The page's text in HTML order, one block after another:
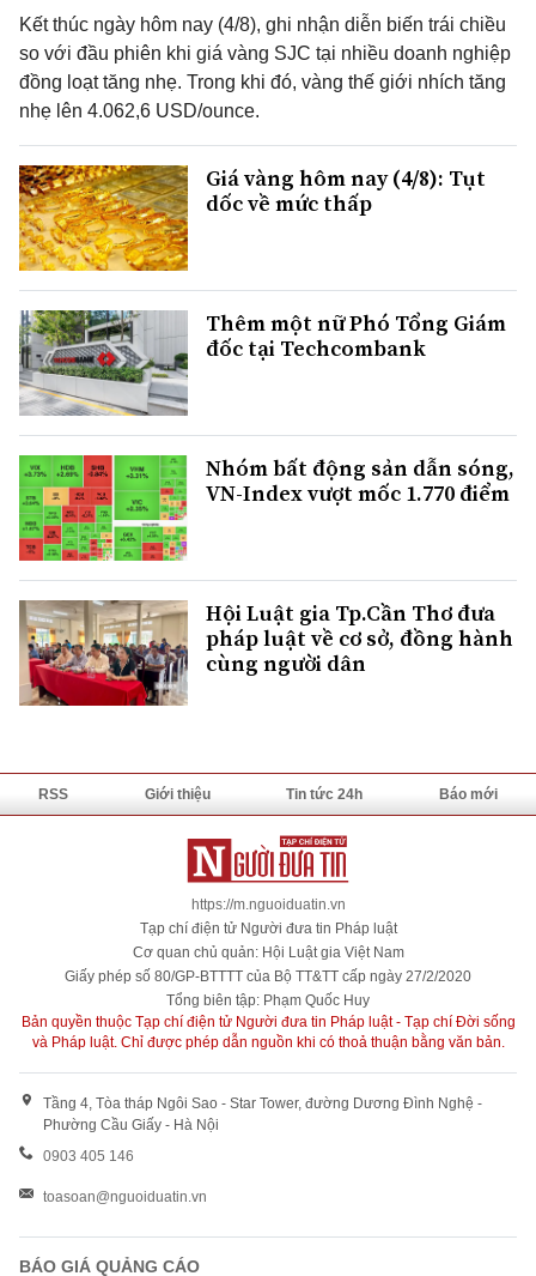
Kết thúc ngày hôm nay (4/8), ghi nhận diễn biến trái chiều
so với đầu phiên khi giá vàng SJC tại nhiều doanh nghiệp
đồng loạt tăng nhẹ. Trong khi đó, vàng thế giới nhích tăng
nhẹ lên 4.062,6 USD/ounce.
Giá vàng hôm nay (4/8): Tụt
dốc về mức thấp
Thêm một nữ Phó Tổng Giám
đốc tại Techcombank
Nhóm bất động sản dẫn sóng,
VN-Index vượt mốc 1.770 điểm
Hội Luật gia Tp.Cần Thơ đưa
pháp luật về cơ sở, đồng hành
cùng người dân
RSS Giới thiệu Tin tức 24h Báo mới
https://m.nguoiduatin.vn
Tạp chí điện tử Người đưa tin Pháp luật
Cơ quan chủ quản: Hội Luật gia Việt Nam
Giấy phép số 80/GP-BTTTT của Bộ TT&TT cấp ngày 27/2/2020
Tổng biên tập: Phạm Quốc Huy
Bản quyền thuộc Tạp chí điện tử Người đưa tin Pháp luật - Tạp chí Đời sống
và Pháp luật. Chỉ được phép dẫn nguồn khi có thoả thuận bằng văn bản.
Tầng 4, Tòa tháp Ngôi Sao - Star Tower, đường Dương Đình Nghệ -
Phường Cầu Giấy - Hà Nội
0903 405 146
toasoan@nguoiduatin.vn
BÁO GIÁ QUẢNG CÁO